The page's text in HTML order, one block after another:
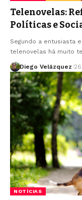
Telenovelas:
Políticas e
Segundo a entusiasta
telenovelas há muito
Diego Velázquez
NOTÍCIAS